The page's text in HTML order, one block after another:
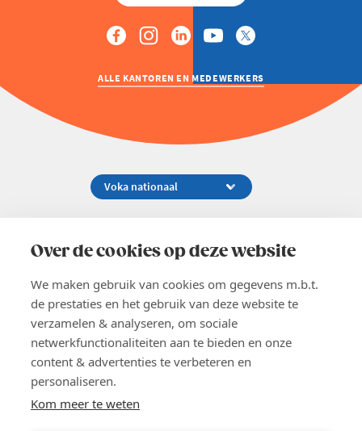
Over de cookies op deze website
We maken gebruik van cookies om gegevens m.b.t.
de prestaties en het gebruik van deze website te
verzamelen & analyseren, om sociale
netwerkfunctionaliteiten aan te bieden en onze
content & advertenties te verbeteren en
personaliseren.
Kom meer te weten
ALLE KANTOREN EN MEDEWERKERS
02 229 81 11
EN